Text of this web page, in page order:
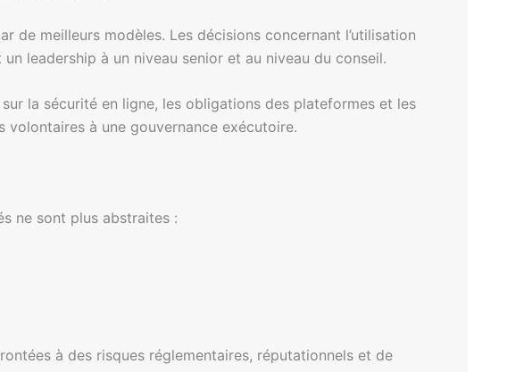
de meilleurs modèles. Les décisions concernant l’utilisation
leadership à un niveau senior et au niveau du conseil.
la sécurité en ligne, les obligations des plateformes et les
volontaires à une gouvernance exécutoire.
ne sont plus abstraites :
à des risques réglementaires, réputationnels et de